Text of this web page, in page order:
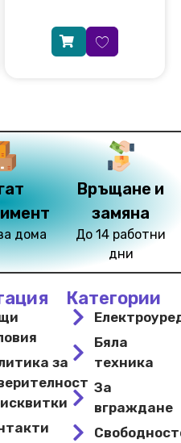
дома
Връщане и
замяна
До 14 работни
дни
за
Категории
Бяла
техника
За
вграждане